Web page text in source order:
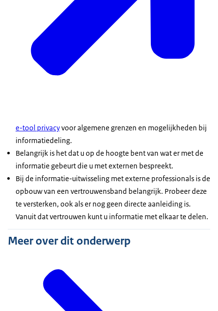
e-tool privacyvoor algemene grenzen en mogelijkheden bij
informatiedeling.
Belangrijk is het dat u op de hoogte bent van wat er met de
informatie gebeurt die u met externen bespreekt.
Bij de informatie-uitwisseling met externe professionals is de
opbouw van een vertrouwensband belangrijk. Probeer deze
te versterken, ook als er nog geen directe aanleiding is.
Vanuit dat vertrouwen kunt u informatie met elkaar te delen.
Meer over dit onderwerp